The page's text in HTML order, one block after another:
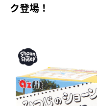
ク登場！